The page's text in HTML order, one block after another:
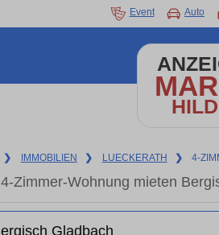
Event Auto
❯ IMMOBILIEN ❯ LUECKERATH ❯ 4-
4-Zimmer-Wohnung mieten